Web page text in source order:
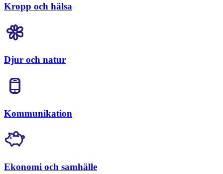
Kropp och hälsa
Djur och natur
Kommunikation
Ekonomi och samhälle